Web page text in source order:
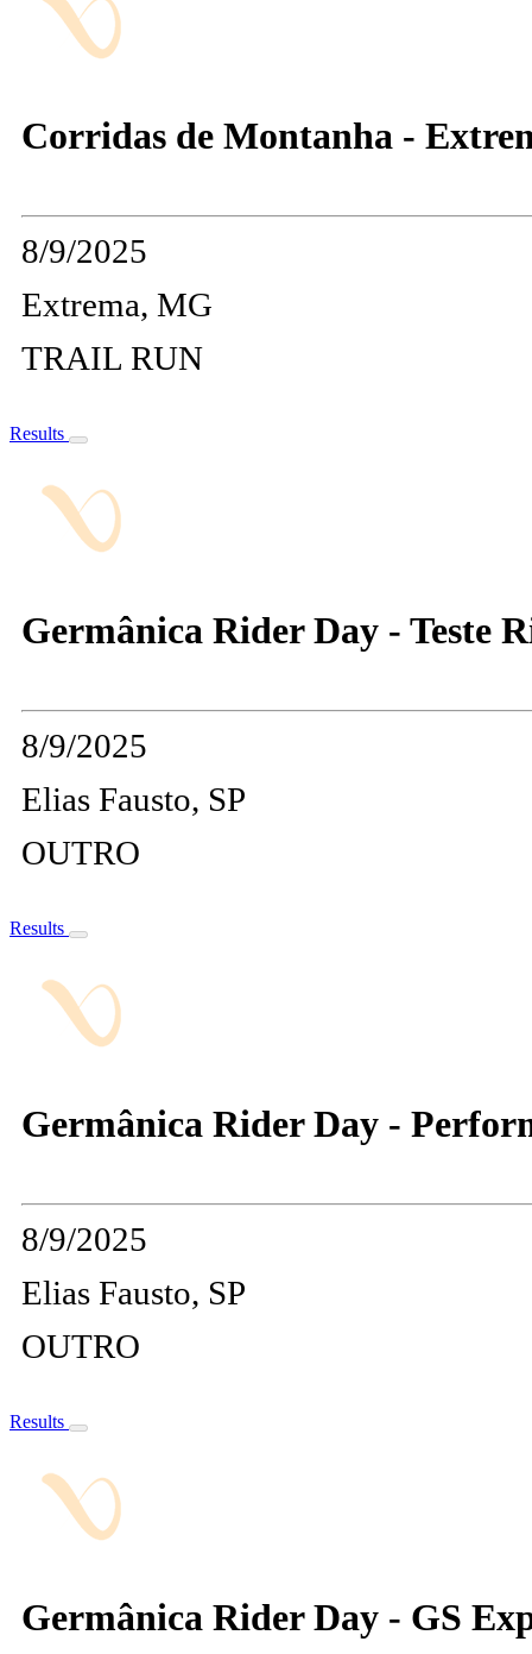
Corridas de Montanha -
8/9/2025
Extrema, MG
TRAIL RUN
Results
Germânica Rider Day - Teste
8/9/2025
Elias Fausto, SP
OUTRO
Results
Germânica Rider Day -
8/9/2025
Elias Fausto, SP
OUTRO
Results
Germânica Rider Day - GS